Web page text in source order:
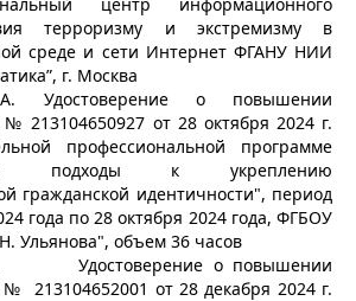
терроризму и экстремизму в
среде и сети Интернет ФГАНУ НИИ
г. Москва
Удостоверение о повышении
213104650927 от 28 октября 2024 г.
профессиональной программе
подходы к укреплению
гражданской идентичности", период
года по 28 октября 2024 года, ФГБОУ
Ульянова", объем 36 часов
Удостоверение о повышении
213104652001 от 28 декабря 2024 г.